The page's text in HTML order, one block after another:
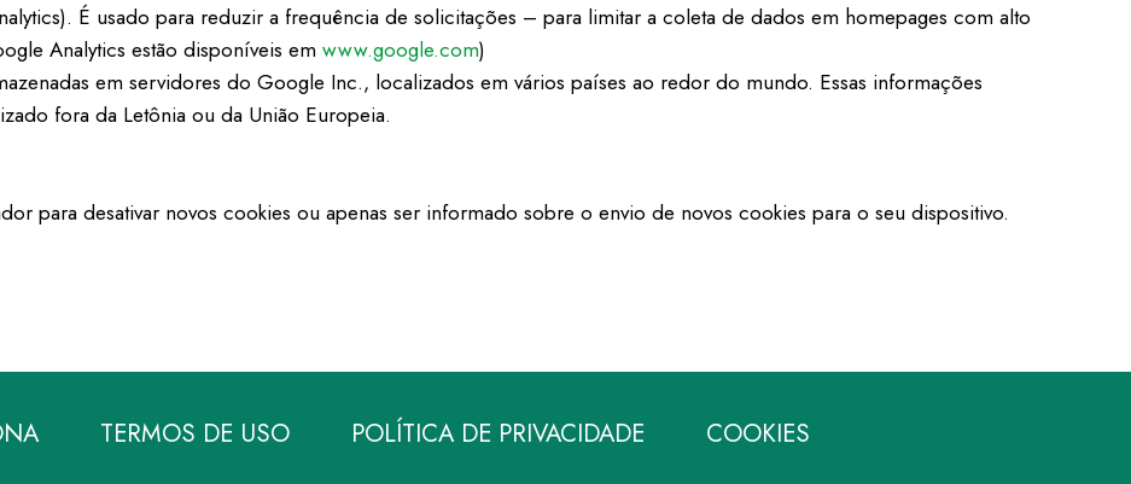
É usado para reduzir a frequência de solicitações – para limitar a coleta de dados em homepages com alto
Analytics estão disponíveis emwww.google.com)
em servidores do Google Inc., localizados em vários países ao redor do mundo. Essas informações
fora da Letônia ou da União Europeia.
para desativar novos cookies ou apenas ser informado sobre o envio de novos cookies para o seu dispositivo.
TERMOS DE USO POLÍTICA DE PRIVACIDADE COOKIES